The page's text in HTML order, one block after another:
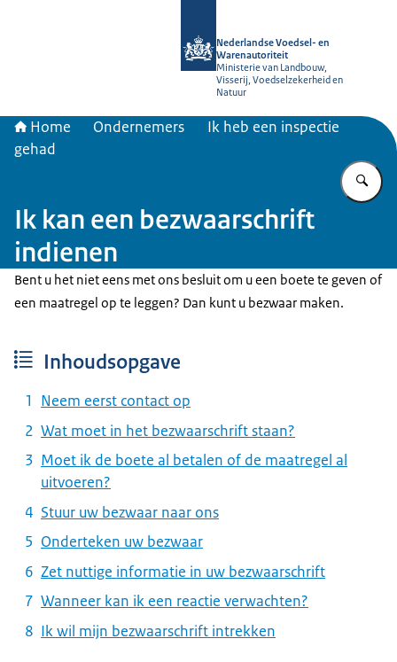
Nederlandse Voedsel- en
Warenautoriteit
Ministerie van Landbouw,
Visserij, Voedselzekerheid en
Natuur
Home Ondernemers
Ik heb een inspectie
gehad
Ik kan een bezwaarschrift
indienen
Bent u het niet eens met ons besluit om u een boete te geven of
een maatregel op te leggen? Dan kunt u bezwaar maken.
Inhoudsopgave
Neem eerst contact op
Wat moet in het bezwaarschrift staan?
Moet ik de boete al betalen of de maatregel al
uitvoeren?
Stuur uw bezwaar naar ons
Onderteken uw bezwaar
Zet nuttige informatie in uw bezwaarschrift
Wanneer kan ik een reactie verwachten?
Ik wil mijn bezwaarschrift intrekken